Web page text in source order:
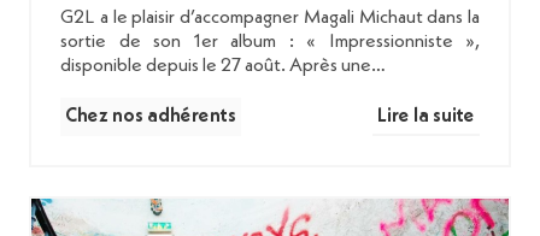
G2L a le plaisir d’accompagner Magali Michaut dans la
sortie de son 1er album : « Impressionniste »,
disponible depuis le 27 août. Après une…
Chez nos adhérents Lire la suite